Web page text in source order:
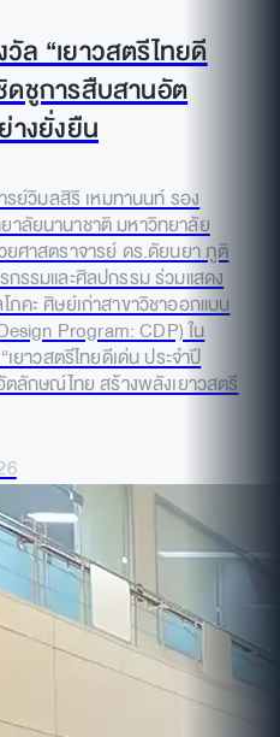
ล “เยาวสตรีไทยดี
ดชูการสืบสานอัต
งยั่งยืน
ย์วิมลสิริ เหมทานนท์ รอง
ลัยนานาชาติ มหาวิทยาลัย
ศาสตราจารย์ ดร.ดัยนยา ภูติ
รรมและศิลปกรรม ร่วมแสดง
คะ ศิษย์เก่าสาขาวิชาออกแบบ
Program: CDP) ใน
ยาวสตรีไทยดีเด่น ประจำปี
ลักษณ์ไทย สร้างพลังเยาวสตรี